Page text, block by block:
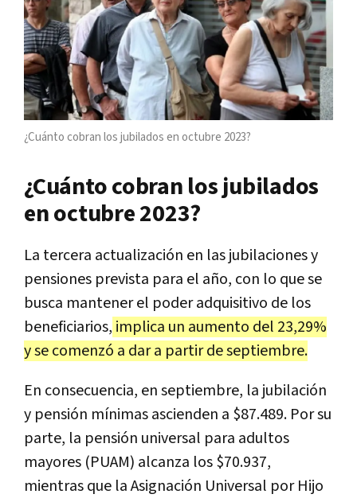
¿Cuánto cobran los jubilados en octubre 2023?
¿Cuánto cobran los jubilados
en octubre 2023?
La tercera actualización en las jubilaciones y
pensiones prevista para el año, con lo que se
busca mantener el poder adquisitivo de los
beneficiarios, implica un aumento del 23,29%
y se comenzó a dar a partir de septiembre.
En consecuencia, en septiembre, la jubilación
y pensión mínimas ascienden a $87.489. Por su
parte, la pensión universal para adultos
mayores (PUAM) alcanza los $70.937,
mientras que la Asignación Universal por Hijo